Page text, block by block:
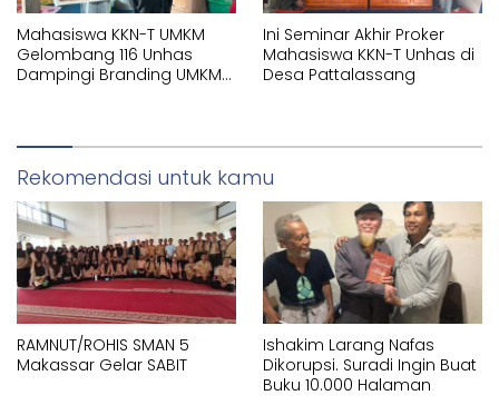
Mahasiswa KKN-T UMKM
Gelombang 116 Unhas
Dampingi Branding UMKM
Ini Seminar Akhir Proker
Mahasiswa KKN-T Unhas di
Desa Pattalassang
Rekomendasi untuk kamu
RAMNUT/ROHIS SMAN 5
Makassar Gelar SABIT
Ishakim Larang Nafas
Dikorupsi. Suradi Ingin Buat
Buku 10.000 Halaman